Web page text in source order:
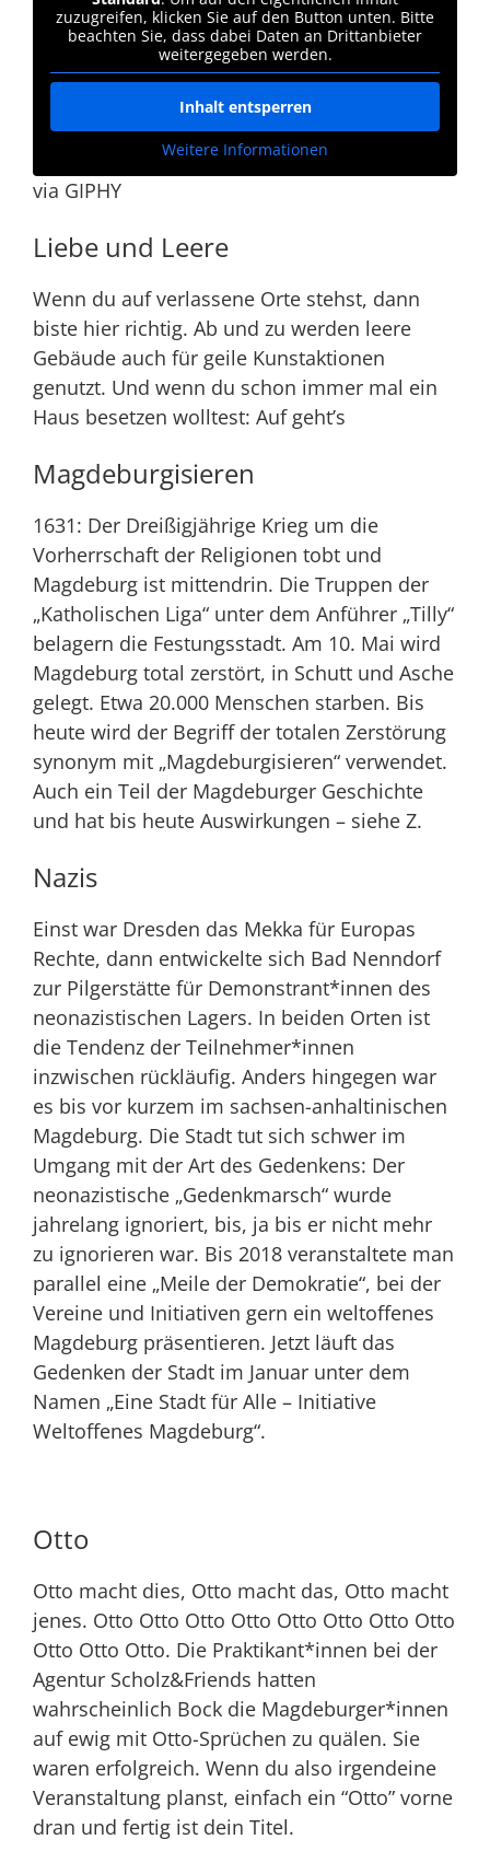
zuzugreifen, klicken Sie auf den Button unten. Bitte
beachten Sie, dass dabei Daten an Drittanbieter
weitergegeben werden.
Inhalt entsperren
Weitere Informationen
via GIPHY
Liebe und Leere
Wenn du auf verlassene Orte stehst, dann
biste hier richtig. Ab und zu werden leere
Gebäude auch für geile Kunstaktionen
genutzt. Und wenn du schon immer mal ein
Haus besetzen wolltest: Auf geht’s
Magdeburgisieren
1631: Der Dreißigjährige Krieg um die
Vorherrschaft der Religionen tobt und
Magdeburg ist mittendrin. Die Truppen der
„Katholischen Liga“ unter dem Anführer „Tilly“
belagern die Festungsstadt. Am 10. Mai wird
Magdeburg total zerstört, in Schutt und Asche
gelegt. Etwa 20.000 Menschen starben. Bis
heute wird der Begriff der totalen Zerstörung
synonym mit „Magdeburgisieren“ verwendet.
Auch ein Teil der Magdeburger Geschichte
und hat bis heute Auswirkungen – siehe Z.
Nazis
Einst war Dresden das Mekka für Europas
Rechte, dann entwickelte sich Bad Nenndorf
zur Pilgerstätte für Demonstrant*innen des
neonazistischen Lagers. In beiden Orten ist
die Tendenz der Teilnehmer*innen
inzwischen rückläufig. Anders hingegen war
es bis vor kurzem im sachsen-anhaltinischen
Magdeburg. Die Stadt tut sich schwer im
Umgang mit der Art des Gedenkens: Der
neonazistische „Gedenkmarsch“ wurde
jahrelang ignoriert, bis, ja bis er nicht mehr
zu ignorieren war. Bis 2018 veranstaltete man
parallel eine „Meile der Demokratie“, bei der
Vereine und Initiativen gern ein weltoffenes
Magdeburg präsentieren. Jetzt läuft das
Gedenken der Stadt im Januar unter dem
Namen „Eine Stadt für Alle – Initiative
Weltoffenes Magdeburg“.
Otto
Otto macht dies, Otto macht das, Otto macht
jenes. Otto Otto Otto Otto Otto Otto Otto Otto
Otto Otto Otto. Die Praktikant*innen bei der
Agentur Scholz&Friends hatten
wahrscheinlich Bock die Magdeburger*innen
auf ewig mit Otto-Sprüchen zu quälen. Sie
waren erfolgreich. Wenn du also irgendeine
Veranstaltung planst, einfach ein “Otto” vorne
dran und fertig ist dein Titel.